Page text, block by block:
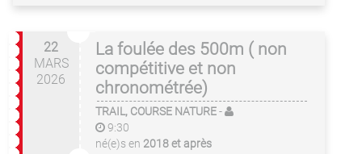
22
MARS
2026
La foulée des 500m ( non
compétitive et non
chronométrée)
TRAIL, COURSE NATURE-
9:30
né(e)s en 2018 et après